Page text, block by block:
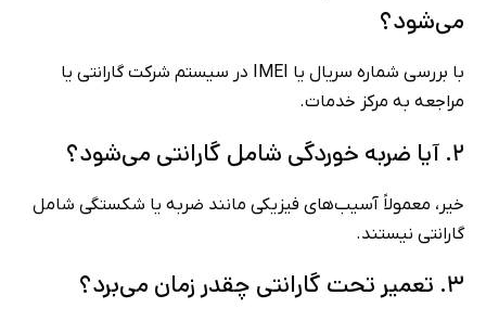
می‌شود؟
با بررسی شماره سریال یا IMEI در سیستم شرکت گارانتی یا
مراجعه به مرکز خدمات.
۲. آیا ضربه خوردگی شامل گارانتی می‌شود؟
خیر، معمولاً آسیب‌های فیزیکی مانند ضربه یا شکستگی شامل
گارانتی نیستند.
۳. تعمیر تحت گارانتی چقدر زمان می‌برد؟